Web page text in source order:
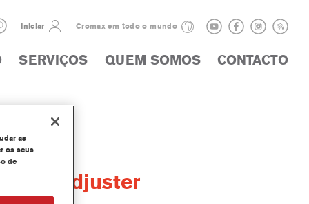
Iniciar Cromax em todo o mundo
SERVIÇOS QUEM SOMOS CONTACTO
Adjuster
as
os seus
de